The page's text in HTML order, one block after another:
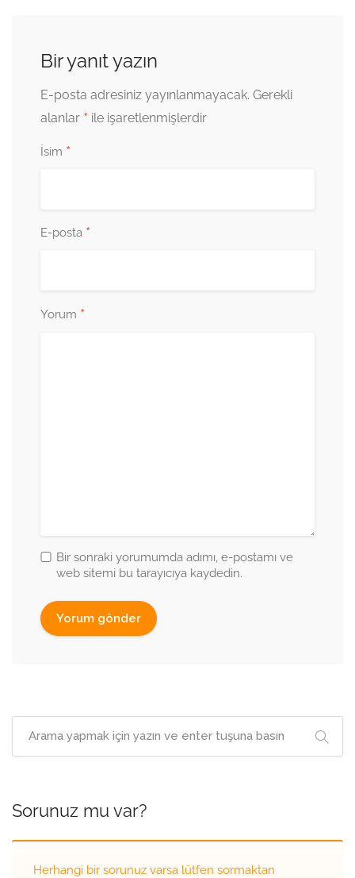
Bir yanıt yazın
E-posta adresiniz yayınlanmayacak. Gerekli
alanlar * ile işaretlenmişlerdir
İsim *
E-posta *
Yorum *
Bir sonraki yorumumda adımı, e-postamı ve
web sitemi bu tarayıcıya kaydedin.
Sorunuz mu var?
Herhangi bir sorunuz varsa lütfen sormaktan